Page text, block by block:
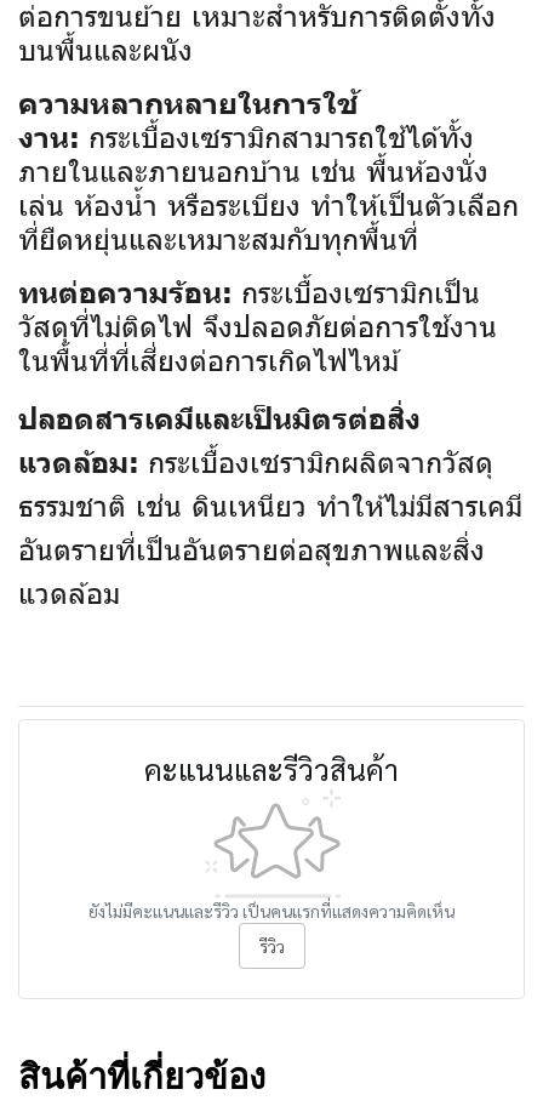
ต่อการขนย้าย เหมาะสำหรับการติดตั้งทั้ง
บนพื้นและผนัง
ความหลากหลายในการใช้
งาน: กระเบื้องเซรามิกสามารถใช้ได้ทั้ง
ภายในและภายนอกบ้าน เช่น พื้นห้องนั่ง
เล่น ห้องน้ำ หรือระเบียง ทำให้เป็นตัวเลือก
ที่ยืดหยุ่นและเหมาะสมกับทุกพื้นที่
ทนต่อความร้อน: กระเบื้องเซรามิกเป็น
วัสดุที่ไม่ติดไฟ จึงปลอดภัยต่อการใช้งาน
ในพื้นที่ที่เสี่ยงต่อการเกิดไฟไหม้
ปลอดสารเคมีและเป็นมิตรต่อสิ่ง
แวดล้อม: กระเบื้องเซรามิกผลิตจากวัสดุ
ธรรมชาติ เช่น ดินเหนียว ทำให้ไม่มีสารเคมี
อันตรายที่เป็นอันตรายต่อสุขภาพและสิ่ง
แวดล้อม
คะแนนและรีวิวสินค้า
ยังไม่มีคะแนนและรีวิว เป็นคนแรกที่แสดงความคิดเห็น
รีวิว
สินค้าที่เกี่ยวข้อง